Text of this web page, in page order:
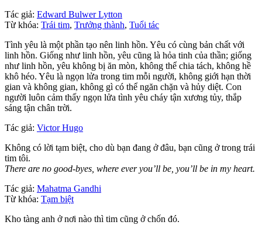
Tác giả: Edward Bulwer Lytton
Từ khóa: Trái tim, Trưởng thành, Tuổi tác
Tình yêu là một phần tạo nên linh hồn. Yêu có cùng bản chất với
linh hồn. Giống như linh hồn, yêu cũng là hỏa tinh của thần; giống
như linh hồn, yêu không bị ăn mòn, không thể chia tách, không hề
khô héo. Yêu là ngọn lửa trong tim mỗi người, không giới hạn thời
gian và không gian, không gì có thể ngăn chặn và hủy diệt. Con
người luôn cảm thấy ngọn lửa tình yêu cháy tận xương tủy, thắp
sáng tận chân trời.
Tác giả: Victor Hugo
Không có lời tạm biệt, cho dù bạn đang ở đâu, bạn cũng ở trong trái
tim tôi.
There are no good-byes, where ever you’ll be, you’ll be in my heart.
Tác giả: Mahatma Gandhi
Từ khóa: Tạm biệt
Kho tàng anh ở nơi nào thì tim cũng ở chốn đó.